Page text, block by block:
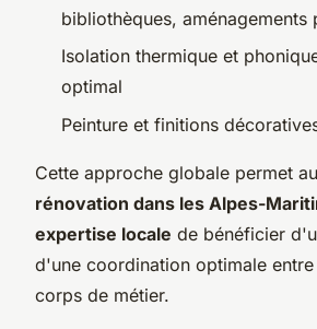
bibliothèques, aménagements
Isolation thermique et
optimal
Peinture et finitions
Cette approche globale permet
rénovation dans les Alpes-
expertise locale de bénéficier
d'une coordination optimale
corps de métier.